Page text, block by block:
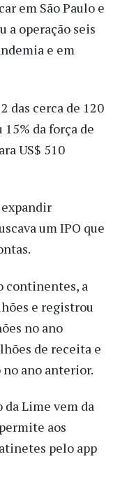
em São Paulo e
a operação seis
e em
das cerca de 120
da força de
US$ 510
um IPO que
continentes, a
e registrou
no ano
de receita e
ano anterior.
da Lime vem da
aos
pelo app